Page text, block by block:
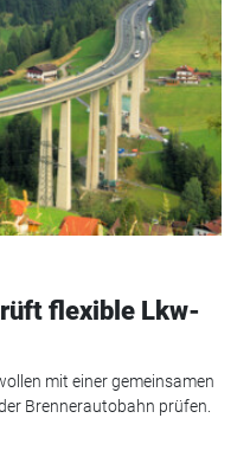
flexible Lkw-
mit einer gemeinsamen
Brennerautobahn prüfen.